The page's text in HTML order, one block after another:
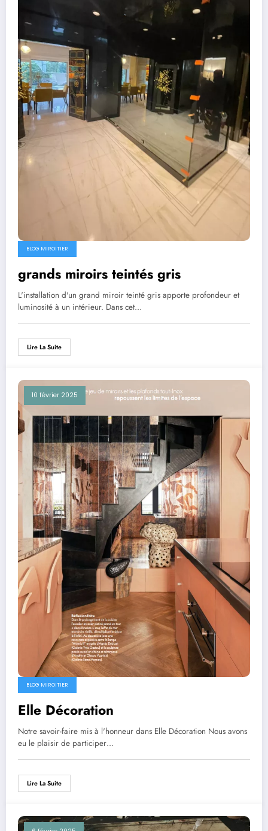
BLOG MIROITIER
grands miroirs teintés gris
L'installation d'un grand miroir teinté gris apporte profondeur et
luminosité à un intérieur. Dans cet…
Lire La Suite
10 février 2025
BLOG MIROITIER
Elle Décoration
Notre savoir-faire mis à l'honneur dans Elle Décoration Nous avons
eu le plaisir de participer…
Lire La Suite